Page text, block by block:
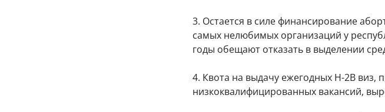
3. Остается в силе финансирование
самых нелюбимых организаций у
годы обещают отказать в выделении
4. Квота на выдачу ежегодных H-2B виз,
низкоквалифицированных вакансий,